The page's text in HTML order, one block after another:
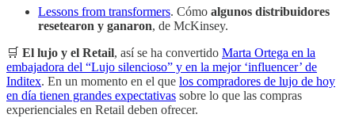
Lessons from transformers. Cómo algunos distribuidores
resetearon y ganaron, de McKinsey.
🛒 El lujo y el Retail, así se ha convertido Marta Ortega en la
embajadora del “Lujo silencioso” y en la mejor ‘influencer’ de
Inditex. En un momento en el que los compradores de lujo de hoy
en día tienen grandes expectativas sobre lo que las compras
experienciales en Retail deben ofrecer.